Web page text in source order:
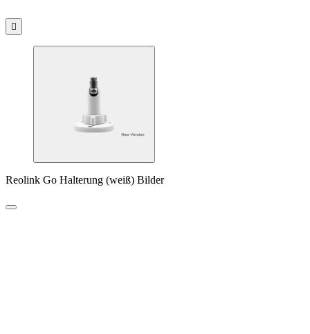

Reolink Go Halterung (weiß) Bilder